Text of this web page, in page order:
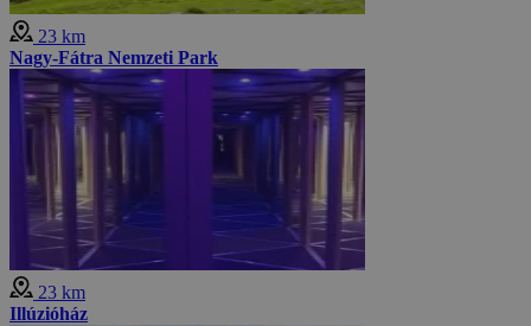
23 km
Nagy-Fátra Nemzeti Park
23 km
Illúzióház